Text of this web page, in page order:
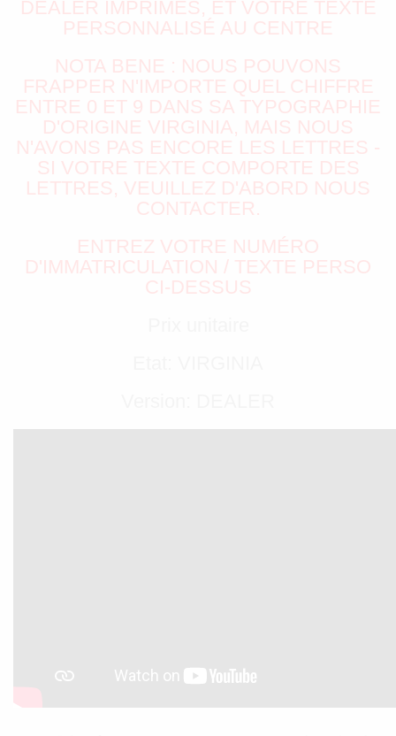
DEALER IMPRIMÉS, ET VOTRE TEXTE
PERSONNALISÉ AU CENTRE
NOTA BENE : NOUS POUVONS
FRAPPER N'IMPORTE QUEL CHIFFRE
ENTRE 0 ET 9 DANS SA TYPOGRAPHIE
D'ORIGINE VIRGINIA, MAIS NOUS
N'AVONS PAS ENCORE LES LETTRES -
SI VOTRE TEXTE COMPORTE DES
LETTRES, VEUILLEZ D'ABORD NOUS
CONTACTER.
ENTREZ VOTRE NUMÉRO
D'IMMATRICULATION / TEXTE PERSO
CI-DESSUS